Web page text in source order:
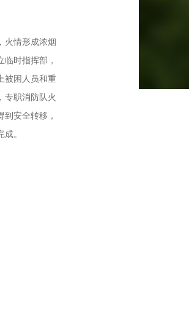
火情形成浓烟
时指挥部，
被困人员和重
专职消防队火
安全转移，
。